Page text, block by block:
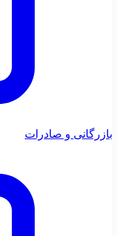
بازرگانی و صادرات